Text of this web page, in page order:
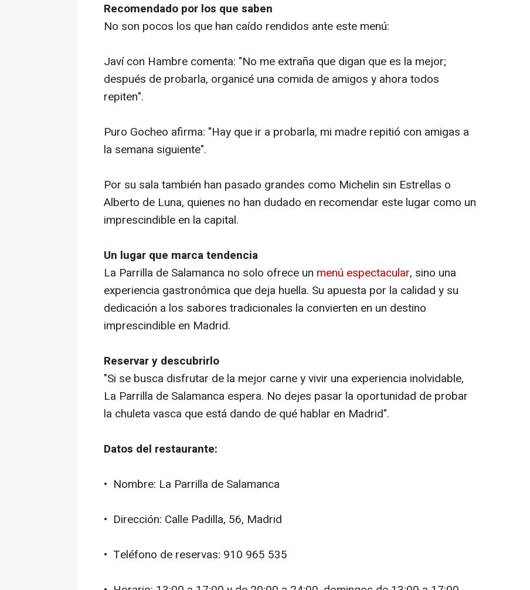
Recomendado por los que saben
No son pocos los que han caído rendidos ante este menú:
Javí con Hambre comenta: "No me extraña que digan que es la mejor;
después de probarla, organicé una comida de amigos y ahora todos
repiten".
Puro Gocheo afirma: "Hay que ir a probarla, mi madre repitió con amigas a
la semana siguiente".
Por su sala también han pasado grandes como Michelin sin Estrellas o
Alberto de Luna, quienes no han dudado en recomendar este lugar como un
imprescindible en la capital.
Un lugar que marca tendencia
La Parrilla de Salamanca no solo ofrece un menú espectacular, sino una
experiencia gastronómica que deja huella. Su apuesta por la calidad y su
dedicación a los sabores tradicionales la convierten en un destino
imprescindible en Madrid.
Reservar y descubrirlo
"Si se busca disfrutar de la mejor carne y vivir una experiencia inolvidable,
La Parrilla de Salamanca espera. No dejes pasar la oportunidad de probar
la chuleta vasca que está dando de qué hablar en Madrid".
Datos del restaurante:
• Nombre: La Parrilla de Salamanca
• Dirección: Calle Padilla, 56, Madrid
• Teléfono de reservas: 910 965 535